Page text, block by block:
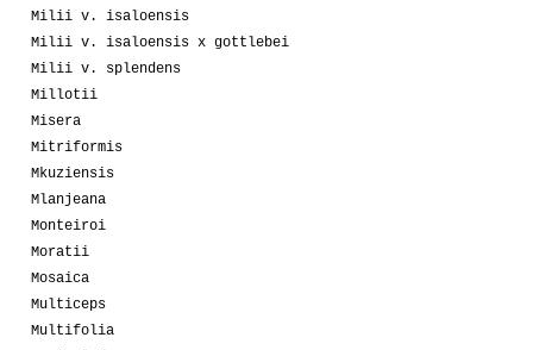
Milii v. isaloensis
Milii v. isaloensis x gottlebei
Milii v. splendens
Millotii
Misera
Mitriformis
Mkuziensis
Mlanjeana
Monteiroi
Moratii
Mosaica
Multiceps
Multifolia